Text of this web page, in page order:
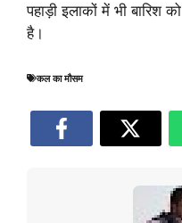
पहाड़ी इलाकों में भी बारिश
है।
कल का मौसम